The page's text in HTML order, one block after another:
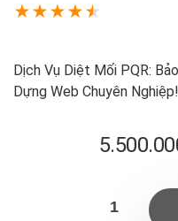
★★★★★
Dịch Vụ Diệt Mối PQR:
Dựng Web Chuyên Nghiệp!